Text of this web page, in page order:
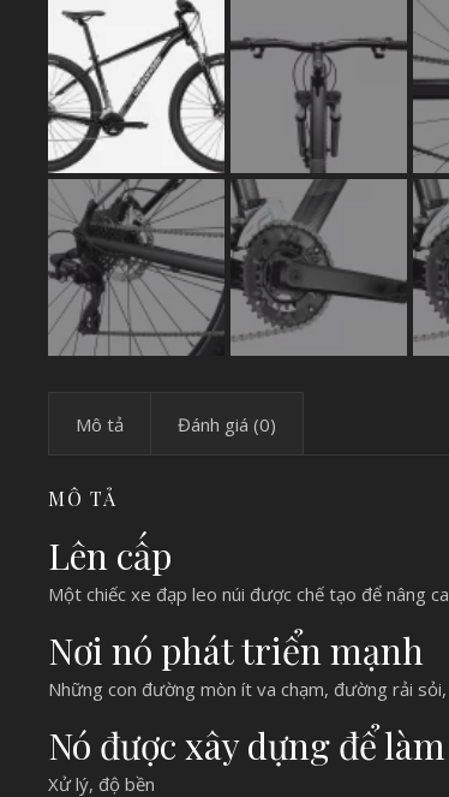
Mô tả Đánh giá (0)
MÔ TẢ
Lên cấp
Một chiếc xe đạp leo núi được chế tạo để nâng
Nơi nó phát triển mạnh
Những con đường mòn ít va chạm, đường rải sỏi,
Nó được xây dựng để
Xử lý, độ bền